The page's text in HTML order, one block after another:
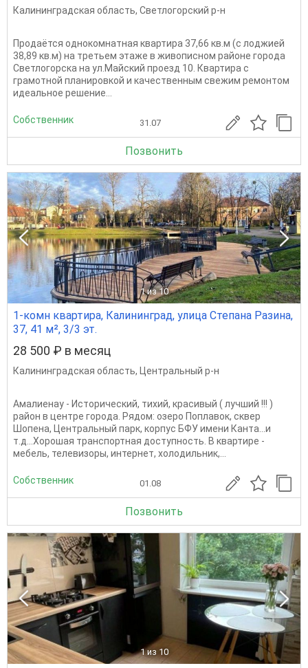
Калининградская область, Светлогорский р-н
Продаётся однокомнатная квартира 37,66 кв.м (с лоджией
38,89 кв.м) на третьем этаже в живописном районе города
Светлогорска на ул.Майский проезд 10. Квартира с
грамотной планировкой и качественным свежим ремонтом
идеальное решение...
Собственник 31.07
Позвонить
1 из 10
1-комн квартира, Калининград, улица Степана Разина,
37, 41 м², 3/3 эт.
28 500 ₽ в месяц
Калининградская область, Центральный р-н
Амалиенау - Исторический, тихий, красивый ( лучший !!! )
район в центре города. Рядом: озеро Поплавок, сквер
Шопена, Центральный парк, корпус БФУ имени Канта...и
т.д...Хорошая транспортная доступность. В квартире -
мебель, телевизоры, интернет, холодильник,...
Собственник 01.08
Позвонить
1 из 10